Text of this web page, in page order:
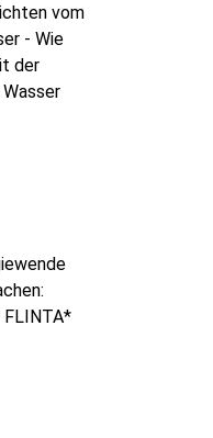
vom
- Wie
der